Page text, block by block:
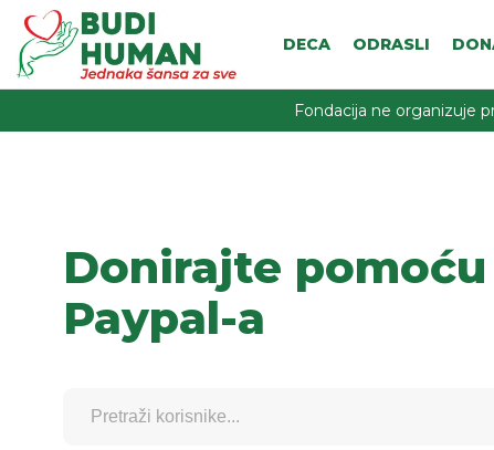
DECA ODRASLI
Fondacija ne organizuje
Donirajte pomoću
Paypal-a